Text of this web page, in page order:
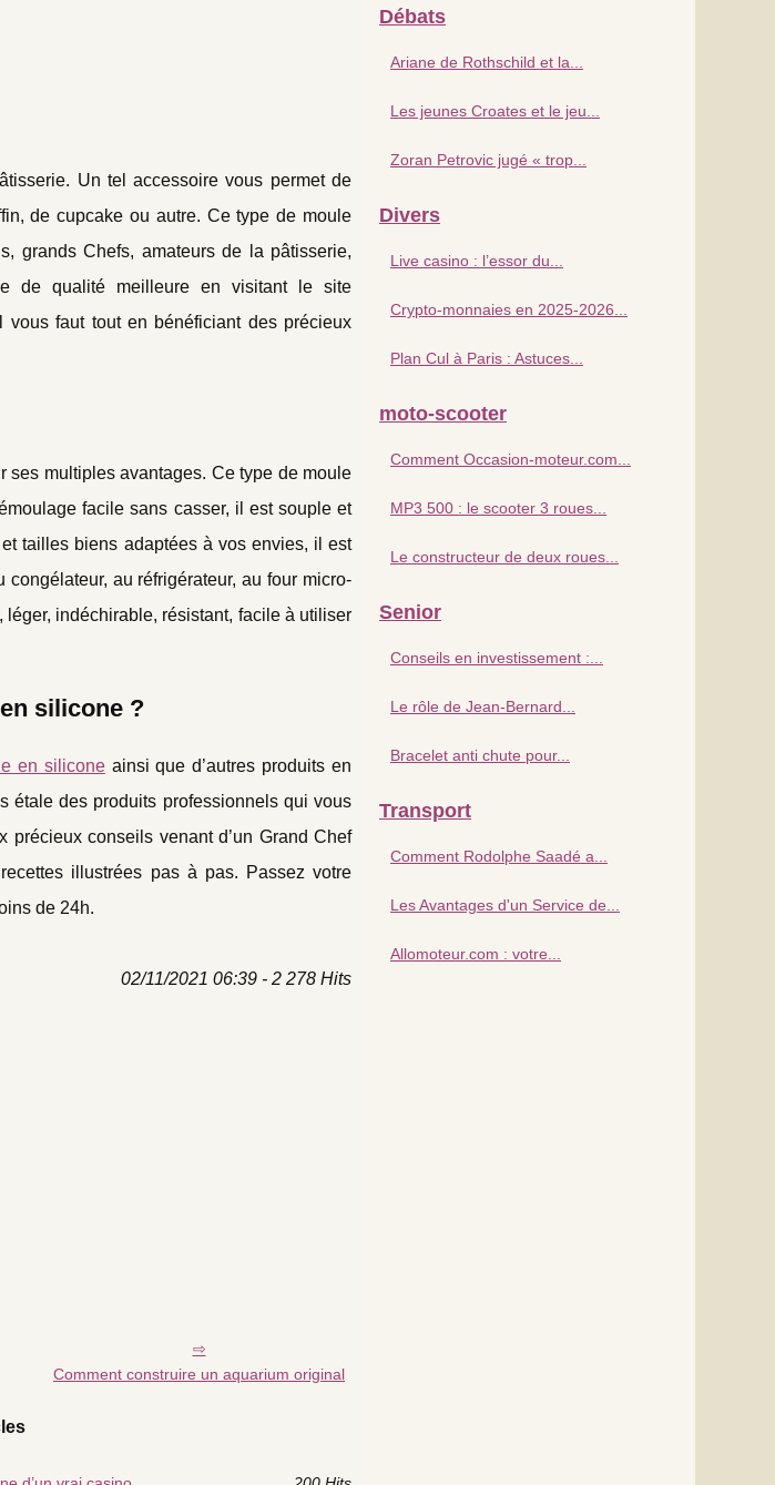
Un tel accessoire vous permet de
de cupcake ou autre. Ce type de moule
grands Chefs, amateurs de la pâtisserie,
de qualité meilleure en visitant le site
vous faut tout en bénéficiant des précieux
multiples avantages. Ce type de moule
facile sans casser, il est souple et
tailles biens adaptées à vos envies, il est
au réfrigérateur, au four micro-
indéchirable, résistant, facile à utiliser
silicone ?
en siliconeainsi que d’autres produits en
étale des produits professionnels qui vous
conseils venant d’un Grand Chef
illustrées pas à pas. Passez votre
de 24h.
02/11/2021 06:39 - 2 278 Hits
Comment construire un aquarium original
Débats
Ariane de Rothschild et la...
Les jeunes Croates et le jeu...
Zoran Petrovic jugé « trop...
Divers
Live casino : l’essor du...
Crypto-monnaies en 2025-2026...
Plan Cul à Paris : Astuces...
moto-scooter
Comment Occasion-moteur.com...
MP3 500 : le scooter 3 roues...
Le constructeur de deux roues...
Senior
Conseils en investissement :...
Le rôle de Jean-Bernard...
Bracelet anti chute pour...
Transport
Comment Rodolphe Saadé a...
Les Avantages d'un Service de...
Allomoteur.com : votre...